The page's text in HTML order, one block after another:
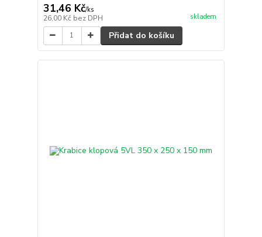
31,46 Kč/ks
26,00 Kč bez DPH skladem
Přidat do košíku